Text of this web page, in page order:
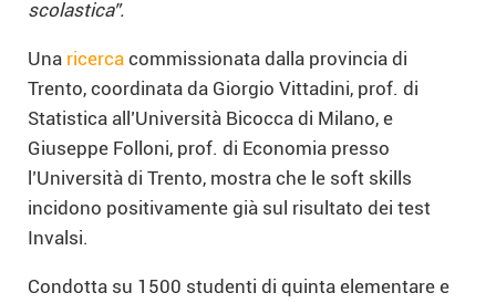
scolastica”.
Una ricerca commissionata dalla provincia di
Trento, coordinata da Giorgio Vittadini, prof. di
Statistica all’Università Bicocca di Milano, e
Giuseppe Folloni, prof. di Economia presso
l’Università di Trento, mostra che le soft skills
incidono positivamente già sul risultato dei test
Invalsi.
Condotta su 1500 studenti di quinta elementare e